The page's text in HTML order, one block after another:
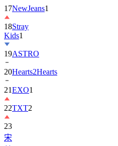
17NewJeans1
18Stray
Kids1
19ASTRO
20Hearts2Hearts
21EXO1
22TXT2
23
宋